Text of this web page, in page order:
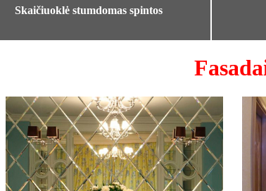
Skaičiuoklė stumdomas spintos